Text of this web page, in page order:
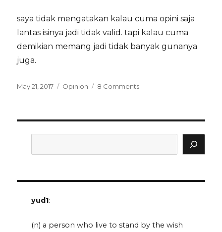
saya tidak mengatakan kalau cuma opini saja
lantas isinya jadi tidak valid. tapi kalau cuma
demikian memang jadi tidak banyak gunanya
juga.
Posted
May 21, 2017 Categories
Opinion 8 Commentson
yud1:
(n) a person who live to stand by the wish